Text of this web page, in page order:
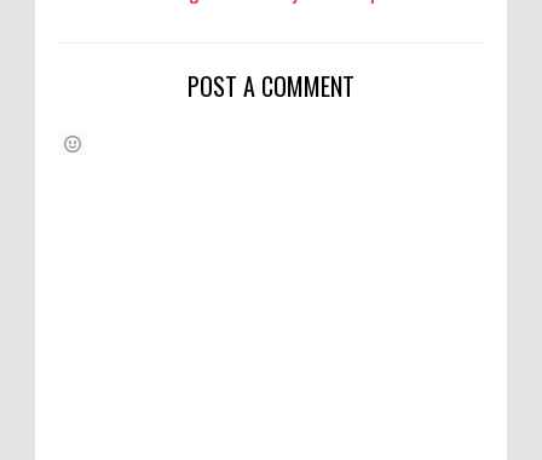
POST A COMMENT